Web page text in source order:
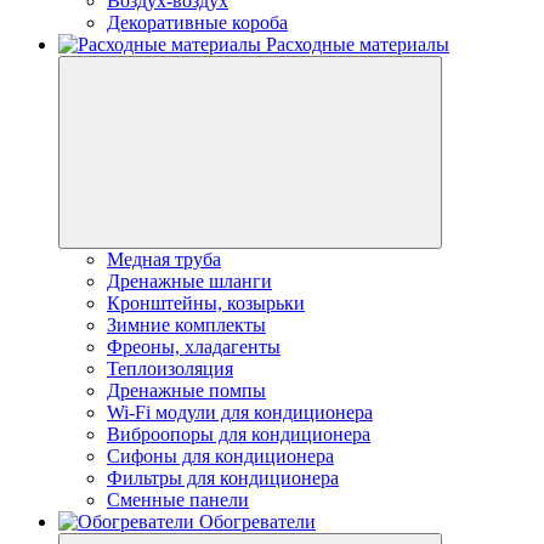
Декоративные короба
Расходные материалы
Медная труба
Дренажные шланги
Кронштейны, козырьки
Зимние комплекты
Фреоны, хладагенты
Теплоизоляция
Дренажные помпы
Wi-Fi модули для кондиционера
Виброопоры для кондиционера
Сифоны для кондиционера
Фильтры для кондиционера
Сменные панели
Обогреватели